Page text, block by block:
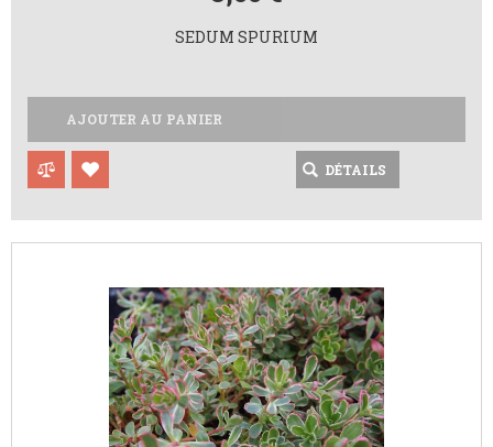
SEDUM SPURIUM
AJOUTER AU PANIER
DÉTAILS